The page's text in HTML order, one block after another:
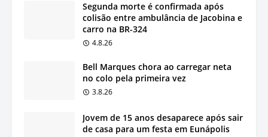
Segunda morte é confirmada após
colisão entre ambulância de Jacobina e
carro na BR-324
4.8.26
Bell Marques chora ao carregar neta
no colo pela primeira vez
3.8.26
Jovem de 15 anos desaparece após sair
de casa para um festa em Eunápolis